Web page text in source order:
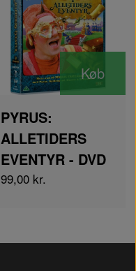
Køb
PYRUS:
ALLETIDERS
EVENTYR - DVD
99,00 kr.